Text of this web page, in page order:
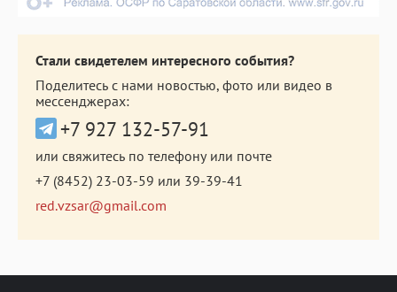
Стали свидетелем интересного события?
Поделитесь с нами новостью, фото или видео в
мессенджерах:
+7 927 132-57-91
или свяжитесь по телефону или почте
+7 (8452) 23-03-59 или 39-39-41
red.vzsar@gmail.com